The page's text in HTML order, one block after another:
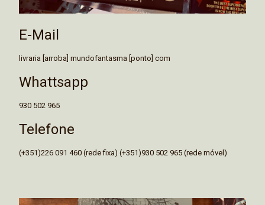
E-Mail
livraria [arroba] mundofantasma [ponto] com
Whattsapp
930 502 965
Telefone
(+351)226 091 460 (rede fixa) (+351)930 502 965 (rede móvel)